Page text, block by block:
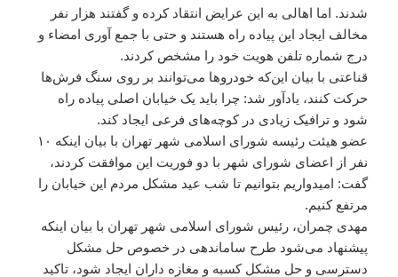
شدند. اما اهالی به این عرایض انتقاد کرده و گفتند هزار نفر
مخالف ایجاد این پیاده راه هستند و حتی با جمع آوری امضاء و
درج شماره تلفن هویت خود را مشخص کردند.
قناعتی با بیان این‌که خودروها می‌توانند بر روی سنگ فرش‌ها
حرکت کنند، یادآور شد: چرا باید یک خیابان اصلی پیاده راه
شود و ترافیک زیادی در کوچه‌های فرعی ایجاد کند.
عضو هیئت رئیسه شورای اسلامی شهر تهران با بیان اینکه ۱۰
نفر از اعضای شورای شهر با دو فوریت این موافقت کردند،
گفت: امیدواریم بتوانیم تا شب عید مشکل مردم این خیابان را
مرتفع کنیم.
مهدی چمران، رئیس شورای اسلامی شهر تهران با بیان اینکه
پیشنهاد می‌شود طرح ساماندهی در خصوص حل مشکل
دسترسی و حل مشکل کسبه و مغازه داران ایجاد شود، تاکید